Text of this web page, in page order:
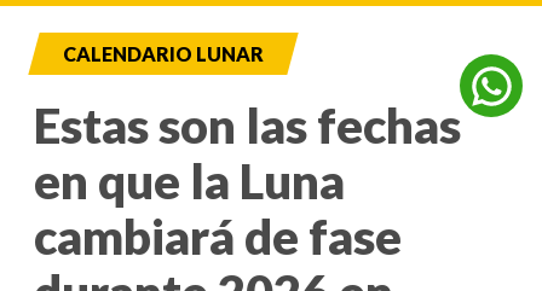
CALENDARIO LUNAR
Estas son las fechas
en que la Luna
cambiará de fase